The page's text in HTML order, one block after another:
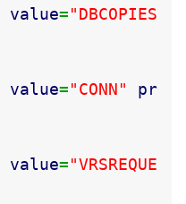
value="DBCOPIES"
value="CONN"
value="VRSREQUEST"